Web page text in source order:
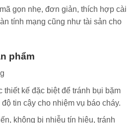
gọn nhẹ, đơn giản, thích hợp cài
tính mạng cũng như tài sản cho
phẩm
thiết kế đặc biệt để tránh bụi bặm
tin cậy cho nhiệm vụ báo cháy.
không bị nhiễu tín hiệu, tránh